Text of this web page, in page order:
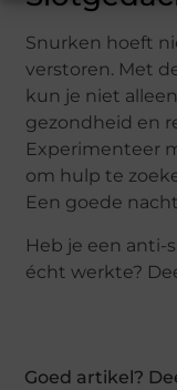
Snurken hoeft
verstoren. Met
kun je niet
gezondheid en
Experimenteer
om hulp te
Een goede
Heb je een
écht werkte?
Goed artikel?